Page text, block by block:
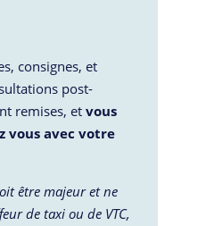
consignes, et
post-
remises, et vous
vous avec votre
être majeur et ne
de taxi ou de VTC,